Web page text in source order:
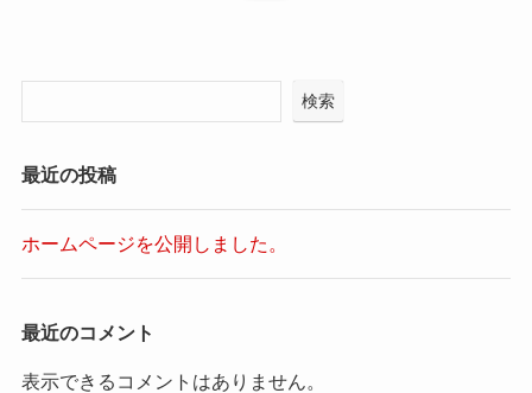
検索
最近の投稿
ホームページを公開しました。
最近のコメント
表示できるコメントはありません。